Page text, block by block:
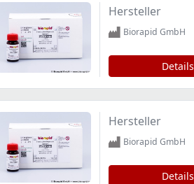
Hersteller
Biorapid GmbH
Details
Hersteller
Biorapid GmbH
Details